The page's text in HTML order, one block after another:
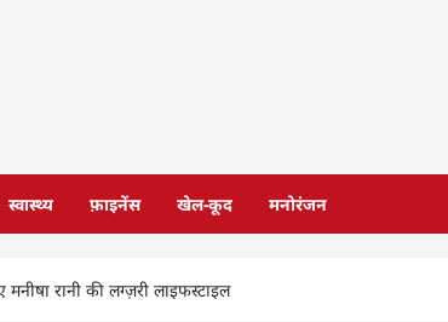
स्वास्थ्य फ़ाइनेंस खेल-कूद मनोरंजन
रानी की लग्ज़री लाइफस्टाइल